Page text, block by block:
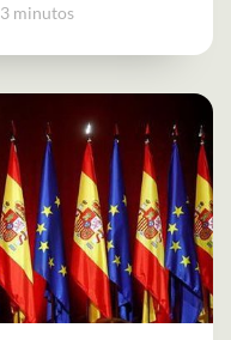
3 minutos